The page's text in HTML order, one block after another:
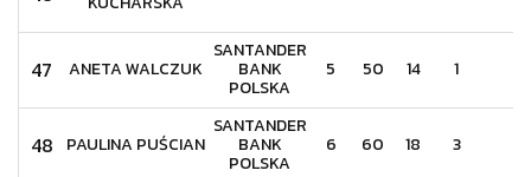
47 ANETA WALCZUK
SANTANDER
BANK
POLSKA
5 50 14 1
48 PAULINA PUŚCIAN
SANTANDER
BANK
POLSKA
6 60 18 3